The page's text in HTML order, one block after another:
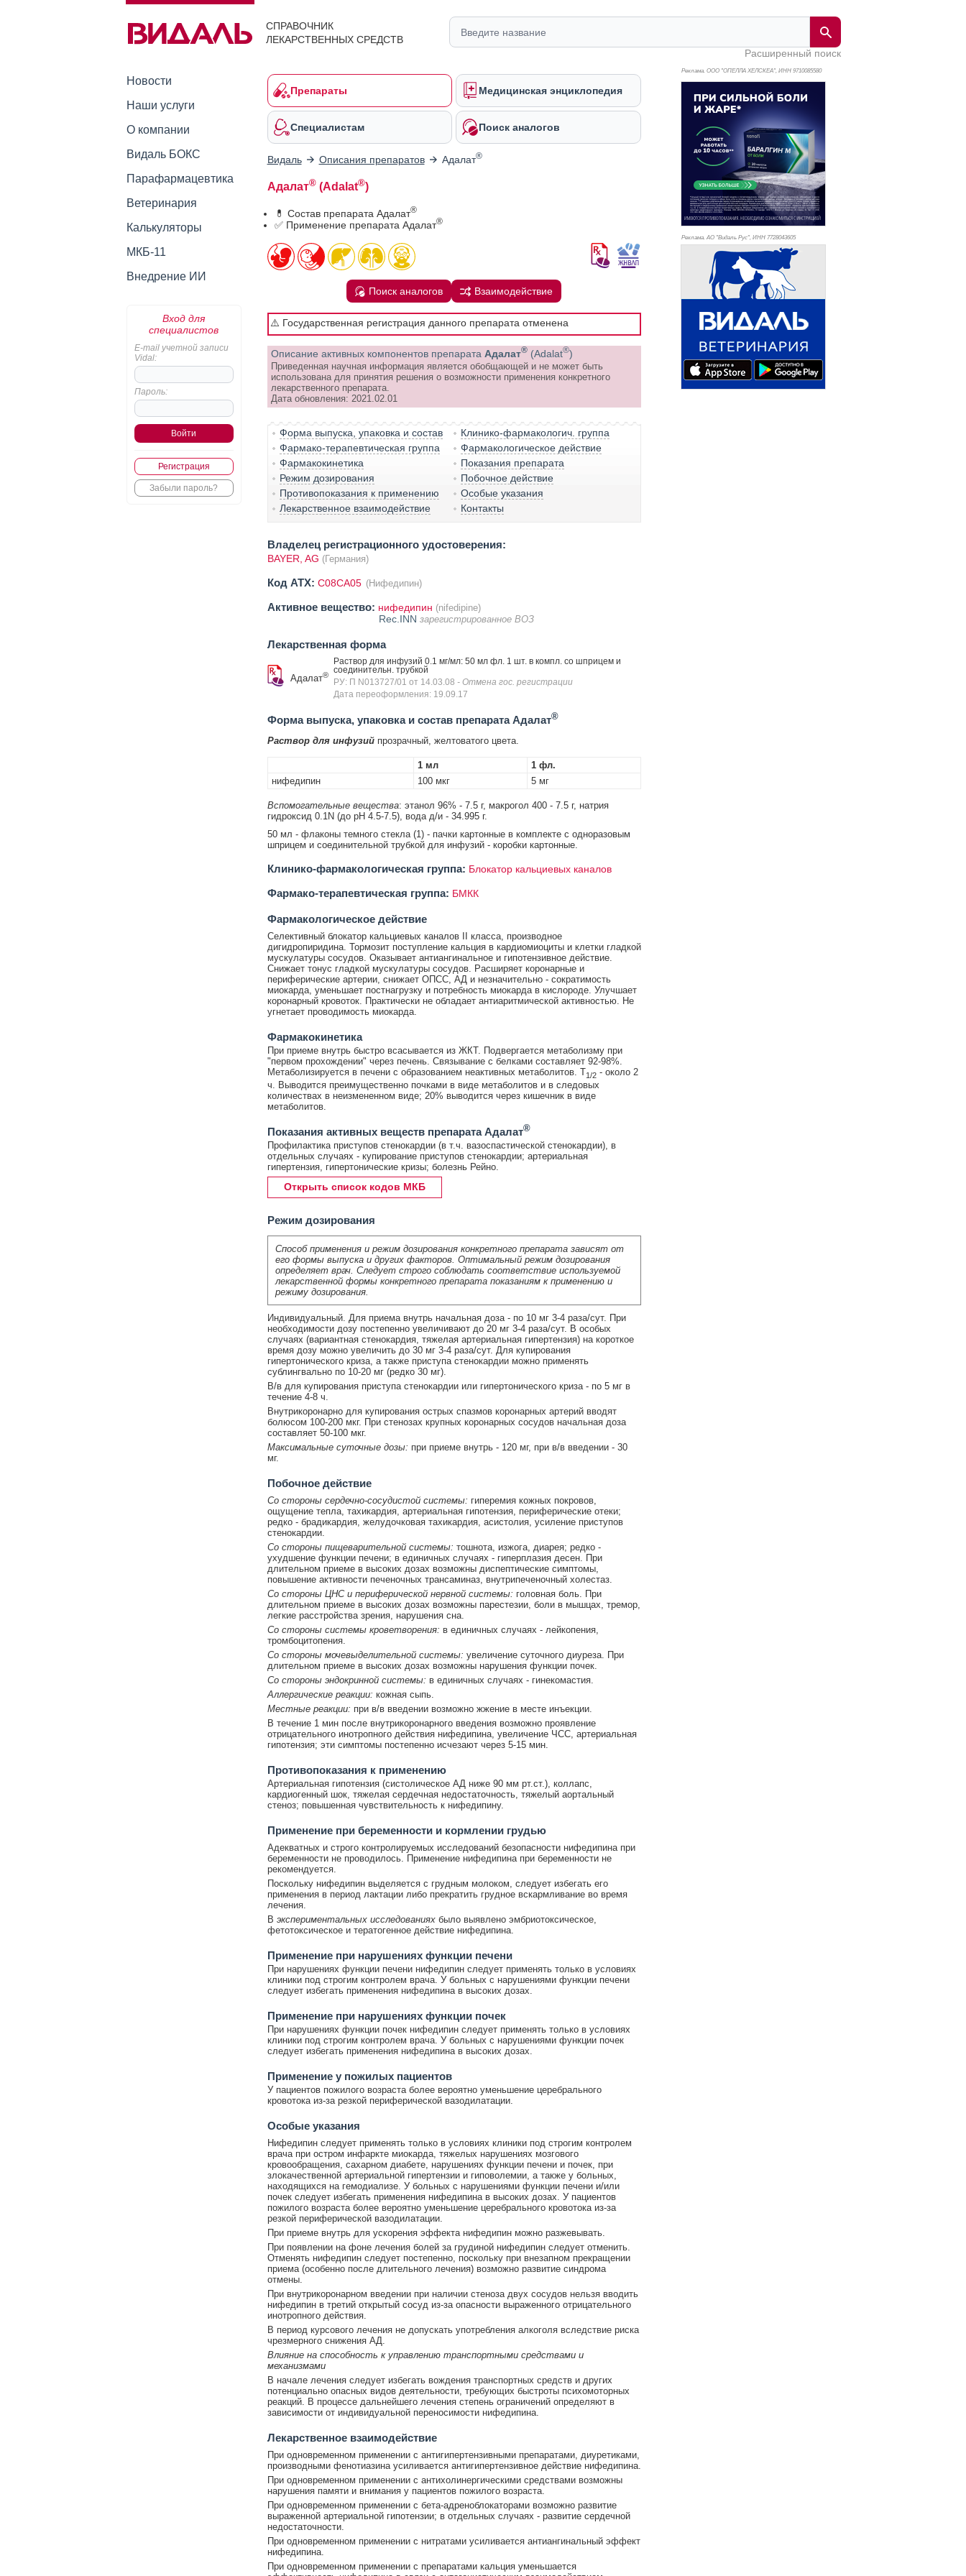
СПРАВОЧНИК
ЛЕКАРСТВЕННЫХ СРЕДСТВ
Расширенный поиск
Новости
Наши услуги
О компании
Видаль БОКС
Парафармацевтика
Ветеринария
Калькуляторы
МКБ-11
Внедрение ИИ
Вход для
специалистов
E-mail учетной записи
Vidal:
Пароль:
Регистрация
Забыли пароль?
Препараты Медицинская энциклопедия
Специалистам Поиск аналогов
Видаль Описания препаратов Адалат®
Адалат®(Adalat®)
💊 Состав препарата Адалат®
✅ Применение препарата Адалат®
Поиск аналогов Взаимодействие
⚠️ Государственная регистрация данного препарата отменена
Описание активных компонентов препарата Адалат® (Adalat®)
Приведенная научная информация является обобщающей и не может быть
использована для принятия решения о возможности применения конкретного
лекарственного препарата.
Дата обновления: 2021.02.01
Форма выпуска, упаковка и состав
Клинико-фармакологич. группа
Фармако-терапевтическая группа
Фармакологическое действие
Фармакокинетика
Показания препарата
Режим дозирования
Побочное действие
Противопоказания к применению
Особые указания
Лекарственное взаимодействие
Контакты
Владелец регистрационного удостоверения:
BAYER, AG (Германия)
Код ATX: C08CA05 (Нифедипин)
Активное вещество: нифедипин (nifedipine)
Rec.INN зарегистрированное ВОЗ
Лекарственная форма
Адалат®
Раствор для инфузий 0.1 мг/мл: 50 мл фл. 1 шт. в компл. со шприцем и
соединительн. трубкой
РУ: П N013727/01 от 14.03.08 - Отмена гос. регистрации
Дата переоформления: 19.09.17
Форма выпуска, упаковка и состав препарата Адалат®
Раствор для инфузийпрозрачный, желтоватого цвета.
1 мл
1 фл.
нифедипин
100 мкг 5 мг
Вспомогательные вещества: этанол 96% - 7.5 г, макрогол 400 - 7.5 г, натрия
гидроксид 0.1N (до pH 4.5-7.5), вода д/и - 34.995 г.
50 мл - флаконы темного стекла (1) - пачки картонные в комплекте с одноразовым
шприцем и соединительной трубкой для инфузий - коробки картонные.
Клинико-фармакологическая группа: Блокатор кальциевых каналов
Фармако-терапевтическая группа: БМКК
Фармакологическое действие
Селективный блокатор кальциевых каналов II класса, производное
дигидропиридина. Тормозит поступление кальция в кардиомиоциты и клетки гладкой
мускулатуры сосудов. Оказывает антиангинальное и гипотензивное действие.
Снижает тонус гладкой мускулатуры сосудов. Расширяет коронарные и
периферические артерии, снижает ОПСС, АД и незначительно - сократимость
миокарда, уменьшает постнагрузку и потребность миокарда в кислороде. Улучшает
коронарный кровоток. Практически не обладает антиаритмической активностью. Не
угнетает проводимость миокарда.
Фармакокинетика
При приеме внутрь быстро всасывается из ЖКТ. Подвергается метаболизму при
"первом прохождении" через печень. Связывание с белками составляет 92-98%.
Метаболизируется в печени с образованием неактивных метаболитов. T1/2- около 2
ч. Выводится преимущественно почками в виде метаболитов и в следовых
количествах в неизмененном виде; 20% выводится через кишечник в виде
метаболитов.
Показания активных веществ препарата Адалат®
Профилактика приступов стенокардии (в т.ч. вазоспастической стенокардии), в
отдельных случаях - купирование приступов стенокардии; артериальная
гипертензия, гипертонические кризы; болезнь Рейно.
Открыть список кодов МКБ
Режим дозирования
Способ применения и режим дозирования конкретного препарата зависят от
его формы выпуска и других факторов. Оптимальный режим дозирования
определяет врач. Следует строго соблюдать соответствие используемой
лекарственной формы конкретного препарата показаниям к применению и
режиму дозирования.
Индивидуальный. Для приема внутрь начальная доза - по 10 мг 3-4 раза/сут. При
необходимости дозу постепенно увеличивают до 20 мг 3-4 раза/сут. В особых
случаях (вариантная стенокардия, тяжелая артериальная гипертензия) на короткое
время дозу можно увеличить до 30 мг 3-4 раза/сут. Для купирования
гипертонического криза, а также приступа стенокардии можно применять
сублингвально по 10-20 мг (редко 30 мг).
В/в для купирования приступа стенокардии или гипертонического криза - по 5 мг в
течение 4-8 ч.
Внутрикоронарно для купирования острых спазмов коронарных артерий вводят
болюсом 100-200 мкг. При стенозах крупных коронарных сосудов начальная доза
составляет 50-100 мкг.
Максимальные суточные дозы: при приеме внутрь - 120 мг, при в/в введении - 30
мг.
Побочное действие
Со стороны сердечно-сосудистой системы: гиперемия кожных покровов,
ощущение тепла, тахикардия, артериальная гипотензия, периферические отеки;
редко - брадикардия, желудочковая тахикардия, асистолия, усиление приступов
стенокардии.
Со стороны пищеварительной системы: тошнота, изжога, диарея; редко -
ухудшение функции печени; в единичных случаях - гиперплазия десен. При
длительном приеме в высоких дозах возможны диспептические симптомы,
повышение активности печеночных трансаминаз, внутрипеченочный холестаз.
Со стороны ЦНС и периферической нервной системы: головная боль. При
длительном приеме в высоких дозах возможны парестезии, боли в мышцах, тремор,
легкие расстройства зрения, нарушения сна.
Со стороны системы кроветворения: в единичных случаях - лейкопения,
тромбоцитопения.
Со стороны мочевыделительной системы: увеличение суточного диуреза. При
длительном приеме в высоких дозах возможны нарушения функции почек.
Со стороны эндокринной системы: в единичных случаях - гинекомастия.
Аллергические реакции: кожная сыпь.
Местные реакции: при в/в введении возможно жжение в месте инъекции.
В течение 1 мин после внутрикоронарного введения возможно проявление
отрицательного инотропного действия нифедипина, увеличение ЧСС, артериальная
гипотензия; эти симптомы постепенно исчезают через 5-15 мин.
Противопоказания к применению
Артериальная гипотензия (систолическое АД ниже 90 мм рт.ст.), коллапс,
кардиогенный шок, тяжелая сердечная недостаточность, тяжелый аортальный
стеноз; повышенная чувствительность к нифедипину.
Применение при беременности и кормлении грудью
Адекватных и строго контролируемых исследований безопасности нифедипина при
беременности не проводилось. Применение нифедипина при беременности не
рекомендуется.
Поскольку нифедипин выделяется с грудным молоком, следует избегать его
применения в период лактации либо прекратить грудное вскармливание во время
лечения.
В экспериментальных исследованияхбыло выявлено эмбриотоксическое,
фетотоксическое и тератогенное действие нифедипина.
Применение при нарушениях функции печени
При нарушениях функции печени нифедипин следует применять только в условиях
клиники под строгим контролем врача. У больных с нарушениями функции печени
следует избегать применения нифедипина в высоких дозах.
Применение при нарушениях функции почек
При нарушениях функции почек нифедипин следует применять только в условиях
клиники под строгим контролем врача. У больных с нарушениями функции почек
следует избегать применения нифедипина в высоких дозах.
Применение у пожилых пациентов
У пациентов пожилого возраста более вероятно уменьшение церебрального
кровотока из-за резкой периферической вазодилатации.
Особые указания
Нифедипин следует применять только в условиях клиники под строгим контролем
врача при остром инфаркте миокарда, тяжелых нарушениях мозгового
кровообращения, сахарном диабете, нарушениях функции печени и почек, при
злокачественной артериальной гипертензии и гиповолемии, а также у больных,
находящихся на гемодиализе. У больных с нарушениями функции печени и/или
почек следует избегать применения нифедипина в высоких дозах. У пациентов
пожилого возраста более вероятно уменьшение церебрального кровотока из-за
резкой периферической вазодилатации.
При приеме внутрь для ускорения эффекта нифедипин можно разжевывать.
При появлении на фоне лечения болей за грудиной нифедипин следует отменить.
Отменять нифедипин следует постепенно, поскольку при внезапном прекращении
приема (особенно после длительного лечения) возможно развитие синдрома
отмены.
При внутрикоронарном введении при наличии стеноза двух сосудов нельзя вводить
нифедипин в третий открытый сосуд из-за опасности выраженного отрицательного
инотропного действия.
В период курсового лечения не допускать употребления алкоголя вследствие риска
чрезмерного снижения АД.
Влияние на способность к управлению транспортными средствами и
механизмами
В начале лечения следует избегать вождения транспортных средств и других
потенциально опасных видов деятельности, требующих быстроты психомоторных
реакций. В процессе дальнейшего лечения степень ограничений определяют в
зависимости от индивидуальной переносимости нифедипина.
Лекарственное взаимодействие
При одновременном применении с антигипертензивными препаратами, диуретиками,
производными фенотиазина усиливается антигипертензивное действие нифедипина.
При одновременном применении с антихолинергическими средствами возможны
нарушения памяти и внимания у пациентов пожилого возраста.
При одновременном применении с бета-адреноблокаторами возможно развитие
выраженной артериальной гипотензии; в отдельных случаях - развитие сердечной
недостаточности.
При одновременном применении с нитратами усиливается антиангинальный эффект
нифедипина.
При одновременном применении с препаратами кальция уменьшается
Реклама. ООО "ОПЕЛЛА ХЕЛСКЕА", ИНН 9710085580
Реклама. АО "Видаль Рус", ИНН 7728043605